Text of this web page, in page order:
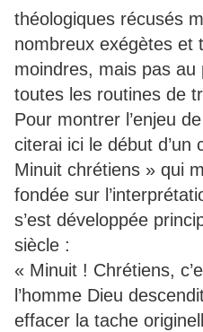
théologiques récusés
nombreux exégètes et
moindres, mais pas au
toutes les routines de
Pour montrer l’enjeu
citerai ici le début d’un
Minuit chrétiens » qui
fondée sur
s’est développée
siècle :
« Minuit ! Chrétiens,
l’homme Dieu
effacer la tache